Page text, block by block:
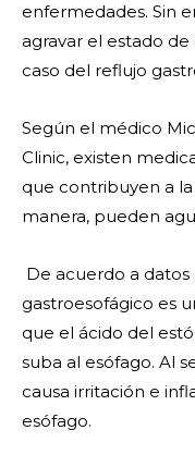
enfermedades. Sin
agravar el estado de
caso del reflujo
Según el médico
Clinic, existen
que contribuyen a
manera, pueden
De acuerdo a datos
gastroesofágico es
que el ácido del
suba al esófago. Al
causa irritación e
esófago.